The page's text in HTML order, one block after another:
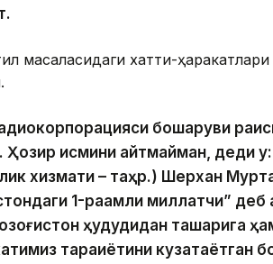
масаласидаги хатти-ҳаракатлари
бошқаруви
исмини айтмайман, деди
хизмати – таҳр.) Шерхан
1-рақамли миллатчи” деб
ҳудудидан ташқарига
тараққиётини кузатаётган